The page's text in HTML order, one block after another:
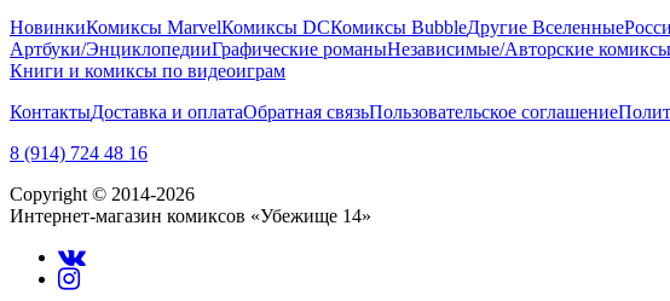
НовинкиКомиксы MarvelКомиксы DCКомиксы BubbleДругие Вселенные
Артбуки/ЭнциклопедииГрафические романыНезависимые/Авторские комиксы
Книги и комиксы по видеоиграм
КонтактыДоставка и оплатаОбратная связьПользовательское соглашение
8 (914) 724 48 16
Copyright © 2014-2026
Интернет-магазин комиксов «Убежище 14»